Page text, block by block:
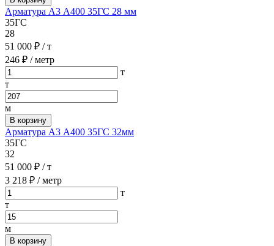
Арматура А3 А400 35ГС 28 мм
35ГС
28
51 000 ₽ / т
246 ₽ / метр
т
т
м
В корзину
Арматура А3 А400 35ГС 32мм
35ГС
32
51 000 ₽ / т
3 218 ₽ / метр
т
т
м
В корзину